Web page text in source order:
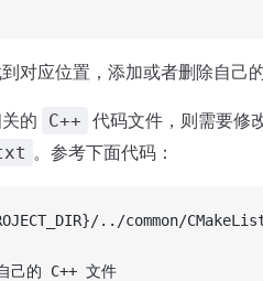
对应位置，添加或者删除自己的
的 C++ 代码文件，则需要修
。参考下面代码：
../common/
己的 C++ 文件